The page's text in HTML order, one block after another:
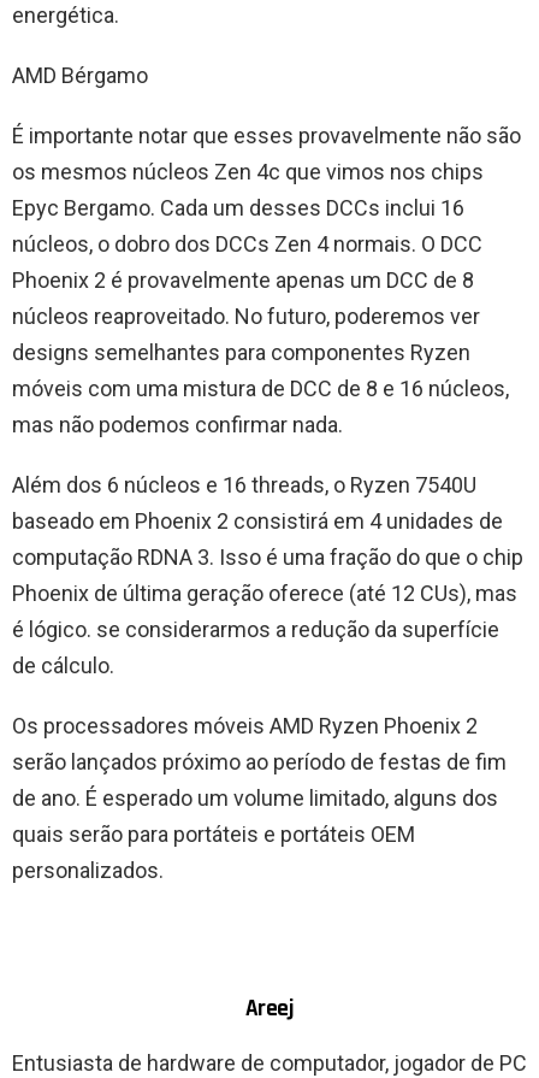
energética.
AMD Bérgamo
É importante notar que esses provavelmente não são
os mesmos núcleos Zen 4c que vimos nos chips
Epyc Bergamo. Cada um desses DCCs inclui 16
núcleos, o dobro dos DCCs Zen 4 normais. O DCC
Phoenix 2 é provavelmente apenas um DCC de 8
núcleos reaproveitado. No futuro, poderemos ver
designs semelhantes para componentes Ryzen
móveis com uma mistura de DCC de 8 e 16 núcleos,
mas não podemos confirmar nada.
Além dos 6 núcleos e 16 threads, o Ryzen 7540U
baseado em Phoenix 2 consistirá em 4 unidades de
computação RDNA 3. Isso é uma fração do que o chip
Phoenix de última geração oferece (até 12 CUs), mas
é lógico. se considerarmos a redução da superfície
de cálculo.
Os processadores móveis AMD Ryzen Phoenix 2
serão lançados próximo ao período de festas de fim
de ano. É esperado um volume limitado, alguns dos
quais serão para portáteis e portáteis OEM
personalizados.
Areej
Entusiasta de hardware de computador, jogador de PC